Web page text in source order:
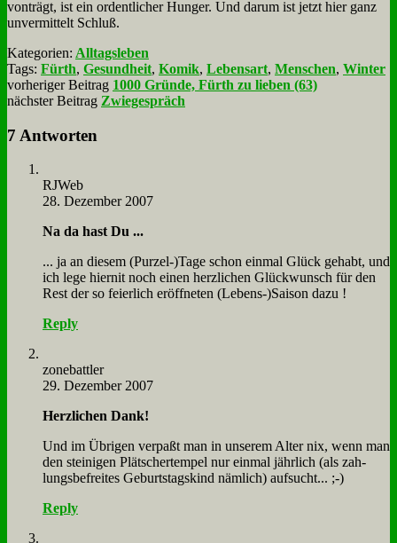
von­trägt, ist ein or­dent­li­cher Hun­ger. Und dar­um ist jetzt hier ganz
un­ver­mit­telt Schluß.
Kategorien: Alltagsleben
Tags: Fürth, Gesundheit, Komik, Lebensart, Menschen, Winter
vorheriger Beitrag 1000 Gründe, Fürth zu lieben (63)
nächster Beitrag Zwiegespräch
7 Antworten
RJ­Web
28. Dezember 2007
Na da hast Du ...
... ja an die­sem (Purzel-)Tage schon ein­mal Glück ge­habt, und
ich le­ge hier­nit noch ei­nen herz­li­chen Glück­wunsch für den
Rest der so fei­er­lich er­öff­ne­ten (Lebens-)Saison da­zu !
Reply
zone­batt­ler
29. Dezember 2007
Herz­li­chen Dank!
Und im Üb­ri­gen ver­paßt man in un­se­rem Al­ter nix, wenn man
den stei­ni­gen Plät­scher­tem­pel nur ein­mal jähr­lich (als zah­
lungs­be­frei­tes Ge­burts­tags­kind näm­lich) auf­sucht... ;-)
Reply